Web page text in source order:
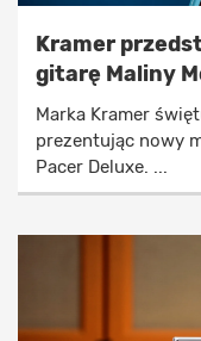
Kramer
gitarę Maliny
Marka Kramer
prezentując nowy
Pacer Deluxe. ...